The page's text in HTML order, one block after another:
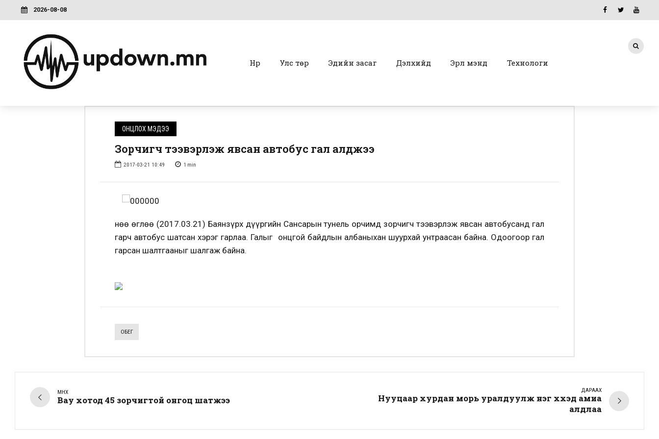
2026-08-08
Нүүр Улс төр Эдийн засаг Дэлхийд Эрүүл мэнд Технологи
ОНЦЛОХ МЭДЭЭ
Зорчигч тээвэрлэж явсан автобус гал алджээ
2017-03-21 10:49 1 min
Өнөө өглөө (2017.03.21) Баянзүрх дүүргийн Сансарын тунель орчимд зорчигч тээвэрлэж явсан автобусанд гал
гарч автобус шатсан хэрэг гарлаа. Галыг онцгой байдлын албаныхан шуурхай унтраасан байна. Одоогоор гал
гарсан шалтгааныг шалгаж байна.
ОБЕГ
ӨМНӨХ
Вау хотод 45 зорчигтой онгоц шатжээ
ДАРААХ
Нууцаар хурдан морь уралдуулж нэг хүүхэд амиа
алдлаа